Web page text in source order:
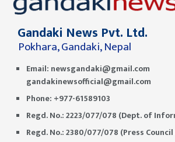
Gandaki News Pvt. Ltd.
Pokhara, Gandaki, Nepal
Email: newsgandaki@gmail.com
gandakinewsofficial@gmail.com
Phone: +977-61589103
Regd. No.: 2223/077/078 (Dept. of
Regd. No.: 2380/077/078 (Press